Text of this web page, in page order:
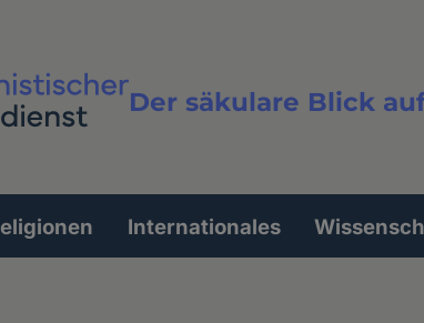
Der säkulare Blick
Volltextsuche
Internationales